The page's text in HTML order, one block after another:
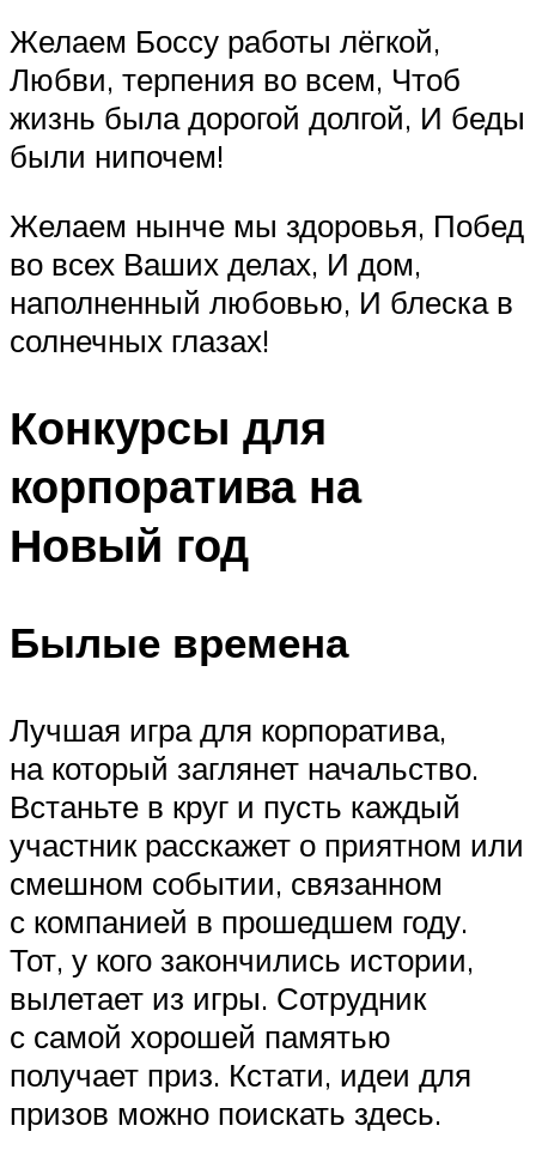
Желаем Боссу работы лёгкой,
Любви, терпения во всем, Чтоб
жизнь была дорогой долгой, И беды
были нипочем!
Желаем нынче мы здоровья, Побед
во всех Ваших делах, И дом,
наполненный любовью, И блеска в
солнечных глазах!
Конкурсы для
корпоратива на
Новый год
Былые времена
Лучшая игра для корпоратива,
на который заглянет начальство.
Встаньте в круг и пусть каждый
участник расскажет о приятном или
смешном событии, связанном
с компанией в прошедшем году.
Тот, у кого закончились истории,
вылетает из игры. Сотрудник
с самой хорошей памятью
получает приз. Кстати, идеи для
призов можно поискать здесь.